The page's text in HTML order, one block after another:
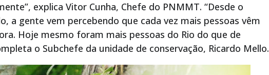
explica Vitor Cunha, Chefe do PNMMT. “Desde o
a gente vem percebendo que cada vez mais pessoas vêm
Hoje mesmo foram mais pessoas do Rio do que de
o Subchefe da unidade de conservação, Ricardo Mello.